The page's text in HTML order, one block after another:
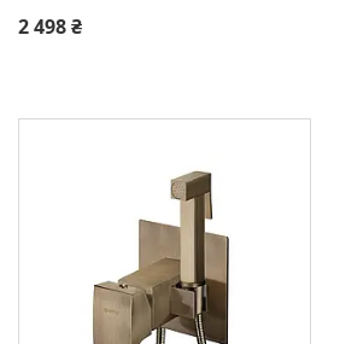
Фільтри для води
Інструмент
Пакувальні сантехнічні
2 498 ₴